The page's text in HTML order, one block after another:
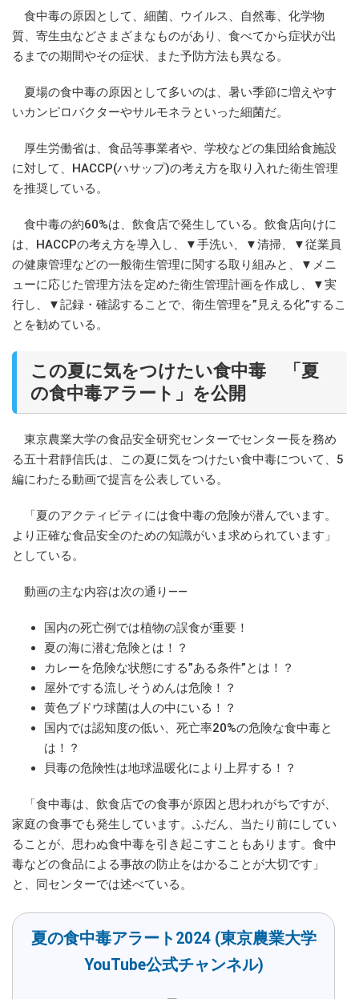
食中毒の原因として、細菌、ウイルス、自然毒、化学物
質、寄生虫などさまざまなものがあり、食べてから症状が出
るまでの期間やその症状、また予防方法も異なる。
夏場の食中毒の原因として多いのは、暑い季節に増えやす
いカンピロバクターやサルモネラといった細菌だ。
厚生労働省は、食品等事業者や、学校などの集団給食施設
に対して、HACCP(ハサップ)の考え方を取り入れた衛生管理
を推奨している。
食中毒の約60%は、飲食店で発生している。飲食店向けに
は、HACCPの考え方を導入し、▼手洗い、▼清掃、▼従業員
の健康管理などの一般衛生管理に関する取り組みと、▼メニ
ューに応じた管理方法を定めた衛生管理計画を作成し、▼実
行し、▼記録・確認することで、衛生管理を”見える化”するこ
とを勧めている。
この夏に気をつけたい食中毒 「夏
の食中毒アラート」を公開
東京農業大学の食品安全研究センターでセンター長を務め
る五十君靜信氏は、この夏に気をつけたい食中毒について、5
編にわたる動画で提言を公表している。
「夏のアクティビティには食中毒の危険が潜んでいます。
より正確な食品安全のための知識がいま求められています」
としている。
動画の主な内容は次の通り――
国内の死亡例では植物の誤食が重要！
夏の海に潜む危険とは！？
カレーを危険な状態にする”ある条件”とは！？
屋外でする流しそうめんは危険！？
黄色ブドウ球菌は人の中にいる！？
国内では認知度の低い、死亡率20%の危険な食中毒と
は！？
貝毒の危険性は地球温暖化により上昇する！？
「食中毒は、飲食店での食事が原因と思われがちですが、
家庭の食事でも発生しています。ふだん、当たり前にしてい
ることが、思わぬ食中毒を引き起こすこともあります。食中
毒などの食品による事故の防止をはかることが大切です」
と、同センターでは述べている。
夏の食中毒アラート2024 (東京農業大学
YouTube公式チャンネル)